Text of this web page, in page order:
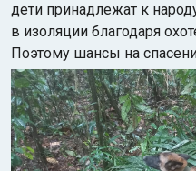
дети принадлежат к
в изоляции благодаря
Поэтому шансы на